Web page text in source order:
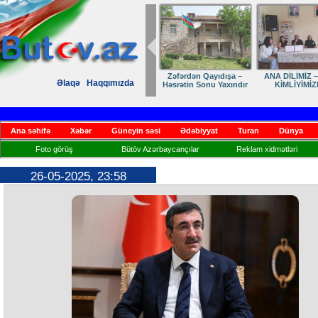
Əlaqə Haqqımızda
Zəfərdən Qayıdışa –
Həsrətin Sonu Yaxındır
ANA DİLİMİZ
Ana səhifə Xəbər Güneyin səsi Ədəbiyyat Turan Dünya
Foto görüş Bütöv Azərbaycançılar Reklam xidmətləri
26-05-2025, 23:58